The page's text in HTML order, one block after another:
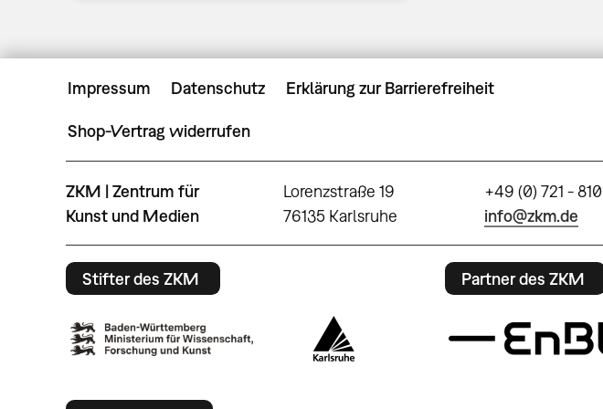
Impressum Datenschutz Erklärung zur Barrierefreiheit
Shop-Vertrag widerrufen
ZKM | Zentrum für
Kunst und Medien
Lorenzstraße 19
76135 Karlsruhe
+49 (0) 721 -
info@zkm.de
Stifter des ZKM Partner des ZKM